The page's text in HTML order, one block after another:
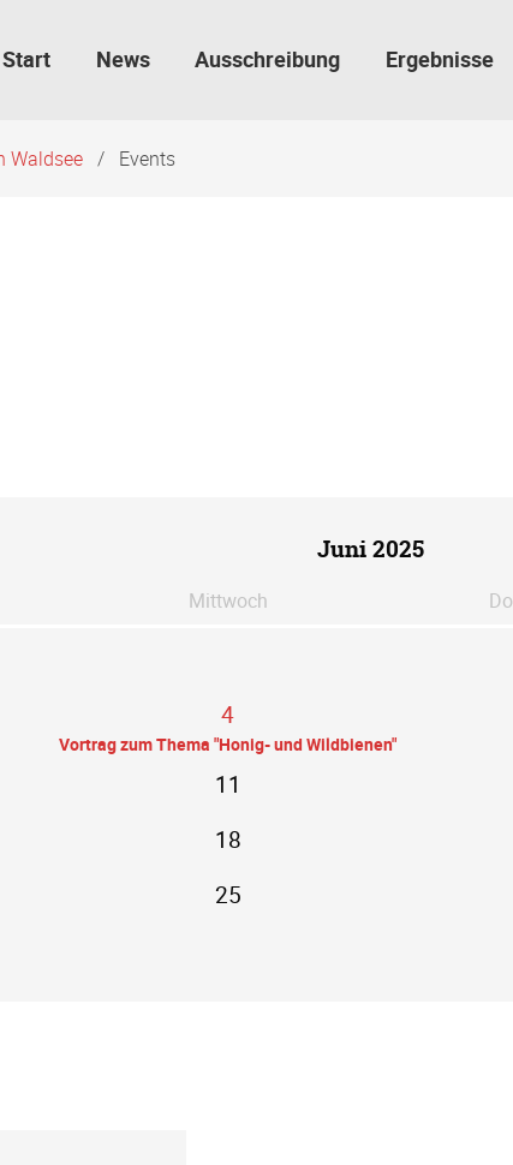
Start News Ausschreibung Ergebnisse
Waldsee Events
Juni 2025
Mittwoch Do
4
Vortrag zum Thema "Honig- und Wildbienen"
11
18
25